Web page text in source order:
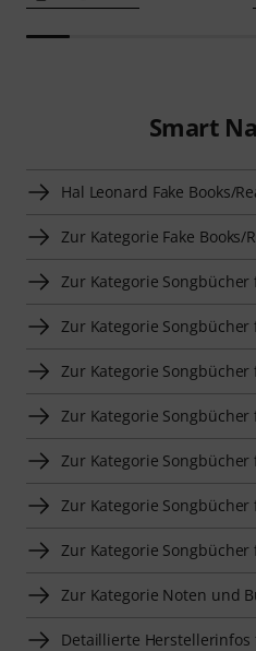
Smart
Hal Leonard Fake Books/
Zur Kategorie Fake Books/
Zur Kategorie Songbücher
Zur Kategorie
Zur Kategorie Songbücher
Zur Kategorie
Zur Kategorie
Zur Kategorie Songbücher
Zur Kategorie
Zur Kategorie Noten und
Detaillierte Herstellerinfos